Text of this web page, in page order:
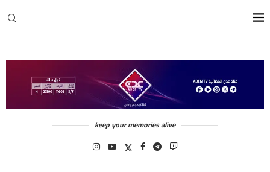
keep your memories alive